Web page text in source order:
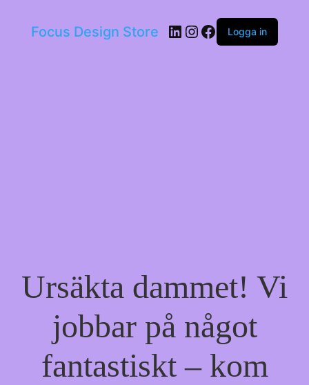
Focus Design Store LinkedIn
Instagram
Facebook
Logga in
Ursäkta dammet! Vi
jobbar på något
fantastiskt – kom